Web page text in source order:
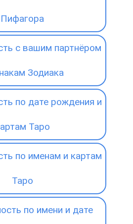
Пифагора
с вашим партнёром
Зодиака
по дате рождения и
Таро
по именам и картам
Таро
по имени и дате